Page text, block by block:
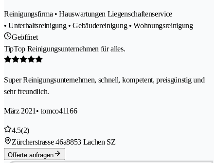
Reinigungsfirma • Hauswartungen Liegenschaftenservice
• Unterhaltsreinigung • Gebäudereinigung • Wohnungsreinigung
Geöffnet
TipTop Reinigungsunternehmen für alles.
Super Reinigungsunternehmen, schnell, kompetent, preisgünstig und
sehr freundlich.
März 2021 • tomco41166
4.5(2)
Zürcherstrasse 46a8853 Lachen SZ
Offerte anfragen